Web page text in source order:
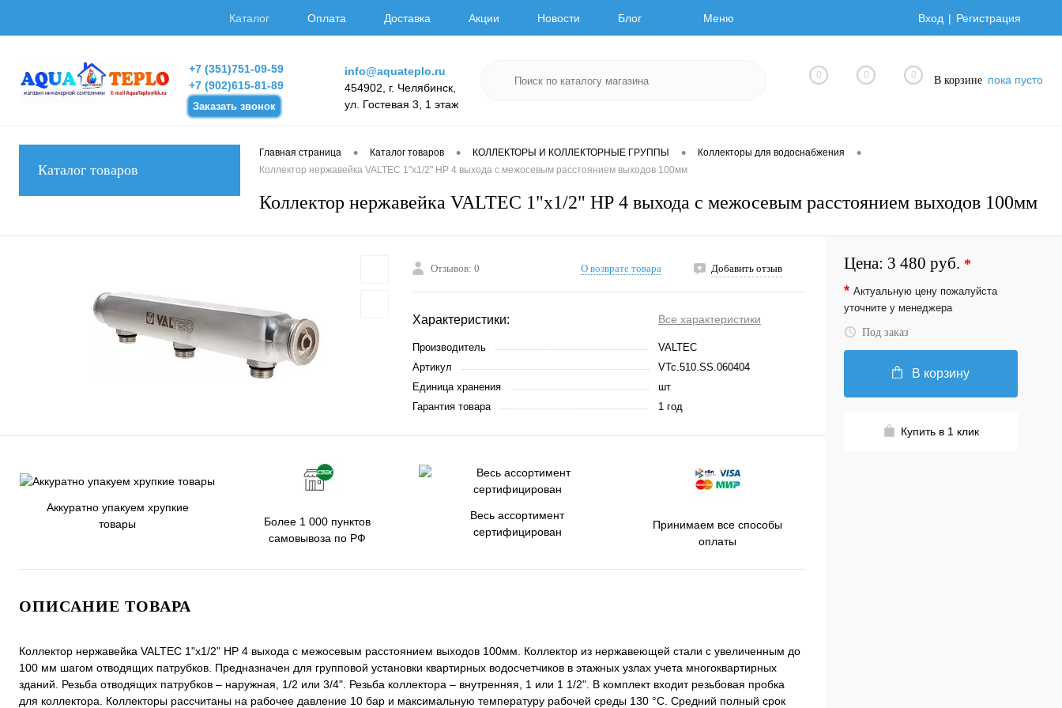
Каталог Оплата Доставка Акции Новости Блог Меню Вход Регистрация
+7 (351)751-09-59
+7 (902)615-81-89
Заказать звонок
info@aquateplo.ru
454902, г. Челябинск,
ул. Гостевая 3, 1 этаж
0 0 0 В корзине пока пусто
Каталог товаров
Главная страница • Каталог товаров • КОЛЛЕКТОРЫ И КОЛЛЕКТОРНЫЕ ГРУППЫ • Коллекторы для водоснабжения •
Коллектор нержавейка VALTEC 1"х1/2" НР 4 выхода с межосевым расстоянием выходов 100мм
Коллектор нержавейка VALTEC 1"х1/2" НР 4 выхода с межосевым расстоянием выходов 100мм
Отзывов: 0 О возврате товара Добавить отзыв
Характеристики: Все характеристики
Производитель
VALTEC
Артикул
VTc.510.SS.060404
Единица хранения
шт
Гарантия товара
1 год
Аккуратно упакуем хрупкие
товары
Более 1 000 пунктов
самовывоза по РФ
Весь ассортимент
сертифицирован
Принимаем все способы
оплаты
ОПИСАНИЕ ТОВАРА
Коллектор нержавейка VALTEC 1"х1/2" НР 4 выхода с межосевым расстоянием выходов 100мм. Коллектор из нержавеющей стали с увеличенным до
100 мм шагом отводящих патрубков. Предназначен для групповой установки квартирных водосчетчиков в этажных узлах учета многоквартирных
зданий. Резьба отводящих патрубков – наружная, 1/2 или 3/4". Резьба коллектора – внутренняя, 1 или 1 1/2". В комплект входит резьбовая пробка
для коллектора. Коллекторы рассчитаны на рабочее давление 10 бар и максимальную температуру рабочей среды 130 °С. Средний полный срок
Цена: 3 480 руб. *
* Актуальную цену пожалуйста
уточните у менеджера
Под заказ
В корзину
Купить в 1 клик